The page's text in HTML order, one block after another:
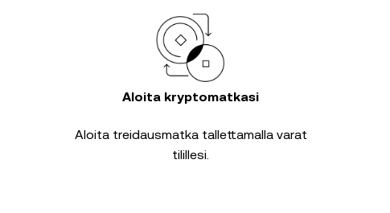
Aloita kryptomatkasi
Aloita treidausmatka tallettamalla varat
tilillesi.